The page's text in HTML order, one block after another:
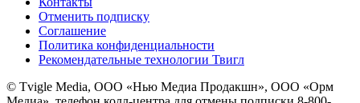
Отменить подписку
Соглашение
Политика конфиденциальности
Рекомендательные технологии Твигл
© Tvigle Media, ООО «Нью Медиа Продакшн», ООО «Орм